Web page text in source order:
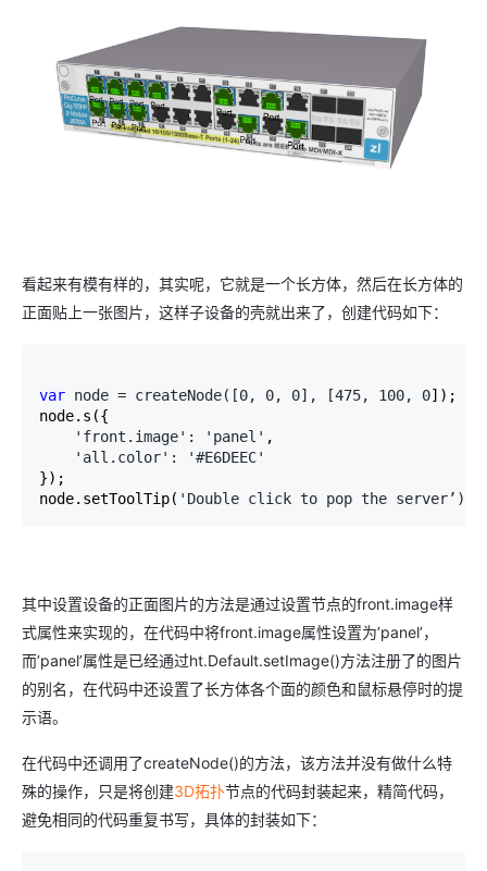
看起来有模有样的，其实呢，它就是一个长方体，然后在长方体的
正面贴上一张图片，这样子设备的壳就出来了，创建代码如下：
var node = createNode([0, 0, 0], [475, 100, 0]);
node.s({
'front.image': 'panel' ,
'all.color': '#E6DEEC'
});
node.setToolTip( 'Double click to pop the server’);
其中设置设备的正面图片的方法是通过设置节点的front.image样
式属性来实现的，在代码中将front.image属性设置为’panel’，
而’panel’属性是已经通过ht.Default.setImage()方法注册了的图片
的别名，在代码中还设置了长方体各个面的颜色和鼠标悬停时的提
示语。
在代码中还调用了createNode()的方法，该方法并没有做什么特
殊的操作，只是将创建3D拓扑节点的代码封装起来，精简代码，
避免相同的代码重复书写，具体的封装如下：